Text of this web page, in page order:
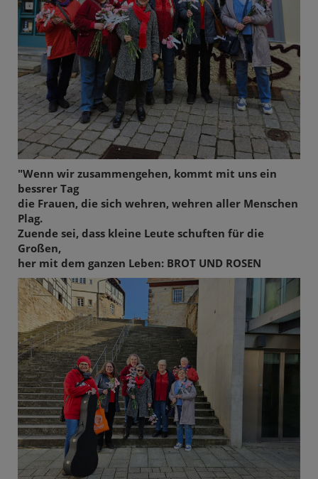
"Wenn wir zusammengehen, kommt mit uns ein
bessrer Tag
die Frauen, die sich wehren, wehren aller Menschen
Plag.
Zuende sei, dass kleine Leute schuften für die
Großen,
her mit dem ganzen Leben: BROT UND ROSEN